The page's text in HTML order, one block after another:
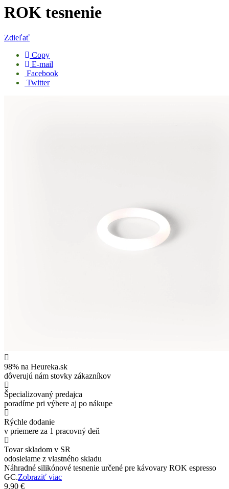
ROK tesnenie
Zdieľať
Copy
E-mail
Facebook
Twitter
98% na Heureka.sk
dôverujú nám stovky zákazníkov
Špecializovaný predajca
poradíme pri výbere aj po nákupe
Rýchle dodanie
v priemere za 1 pracovný deň
Tovar skladom v SR
odosielame z vlastného skladu
Náhradné silikónové tesnenie určené pre kávovary ROK espresso
GC.Zobraziť viac
9,90 €